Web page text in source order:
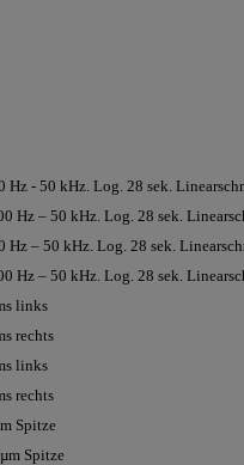
Hz - 50 kHz. Log. 28 sek.
Hz – 50 kHz. Log. 28 sek.
Hz – 50 kHz. Log. 28 sek.
Hz – 50 kHz. Log. 28 sek.
links
rechts
links
rechts
Spitze
Spitze